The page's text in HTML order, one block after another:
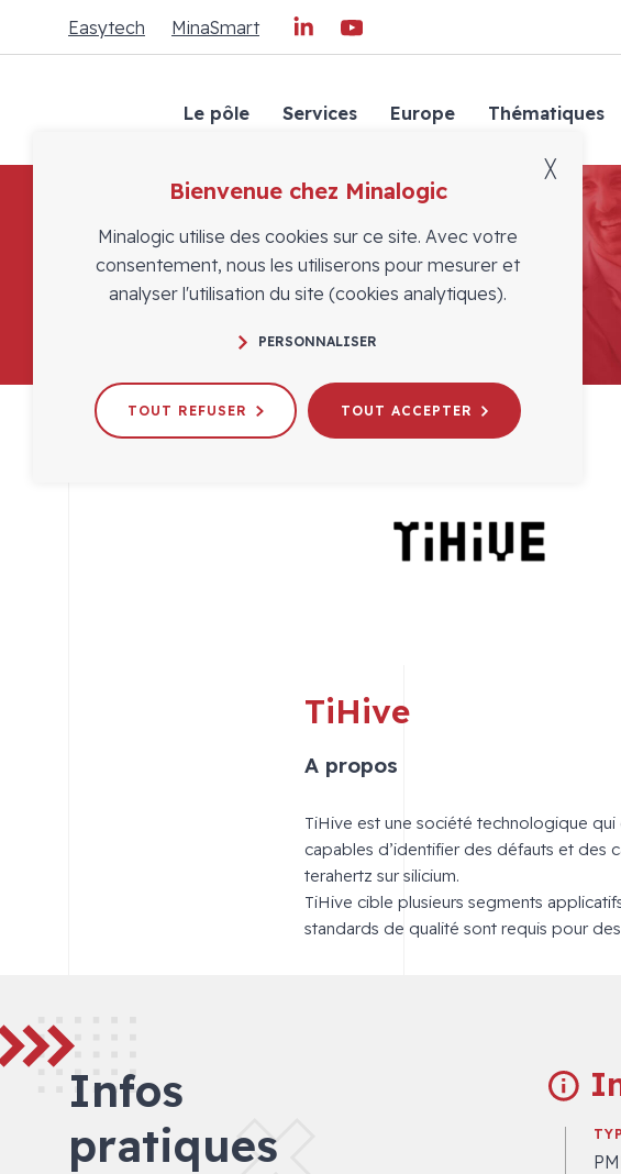
Easytech MinaSmart
Le pôle Services Europe Thématiques
TiHive
A propos
TiHive est une société technologique
capables d’identifier des défauts et des
terahertz sur silicium.
TiHive cible plusieurs segments
standards de qualité sont requis pour
Infos
pratiques
Bienvenue chez Minalogic
Minalogic utilise des cookies sur ce site. Avec votre
consentement, nous les utiliserons pour mesurer et
analyser l'utilisation du site (cookies analytiques).
PERSONNALISER
TOUT REFUSER TOUT ACCEPTER
╳